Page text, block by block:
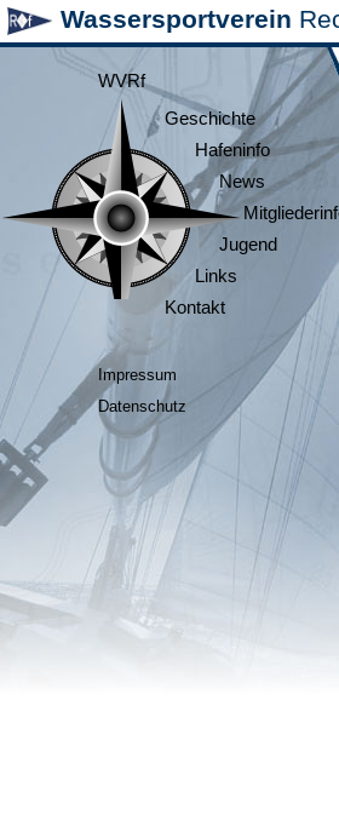
Wassersportverein
WVRf
Geschichte
Hafeninfo
News
Jugend
Links
Kontakt
Impressum
Datenschutz